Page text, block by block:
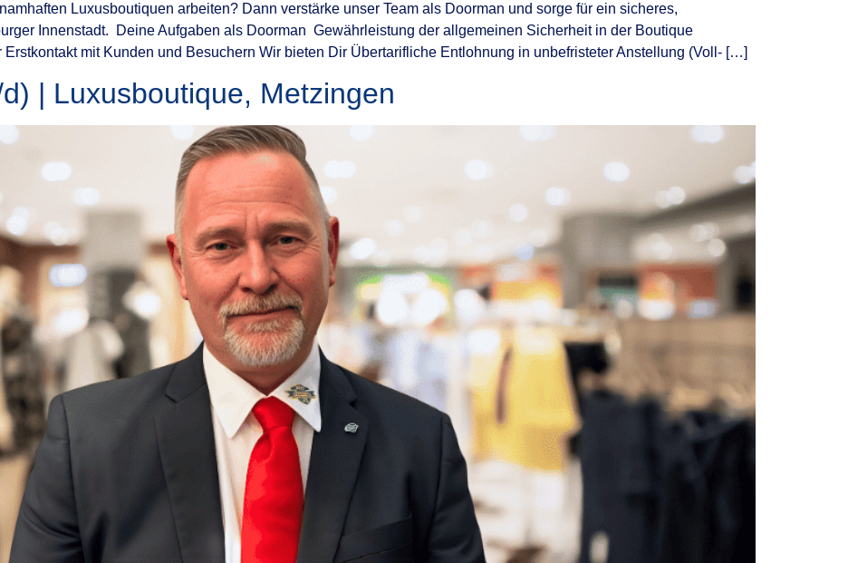
Luxusboutiquen arbeiten? Dann verstärke unser Team als Doorman und sorge für ein sicheres,
Innenstadt. Deine Aufgaben als Doorman Gewährleistung der allgemeinen Sicherheit in der Boutique
mit Kunden und Besuchern Wir bieten Dir Übertarifliche Entlohnung in unbefristeter Anstellung (Voll- […]
| Luxusboutique, Metzingen